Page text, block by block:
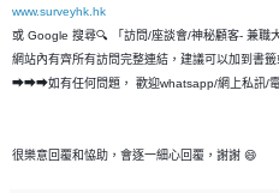
www.surveyhk.hk
或 Google 搜尋🔍 「訪問/座談會/神秘顧客- 兼職
網站內有齊所有訪問完整連結，建議可以加到書籤
➡➡➡如有任何問題， 歡迎whatsapp/網上私訊/電
很樂意回覆和恊助，會逐一細心回覆，謝謝 😄